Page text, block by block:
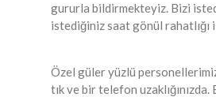
gururla bildirmekteyiz. Bizi
istediğiniz saat gönül
Özel güler yüzlü
tık ve bir telefon uzaklığınızda.